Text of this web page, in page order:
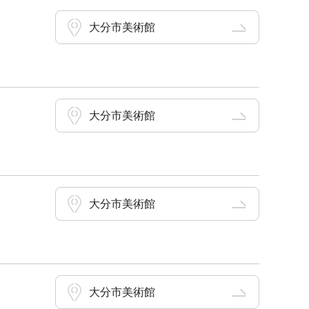
大分市美術館
大分市美術館
大分市美術館
大分市美術館